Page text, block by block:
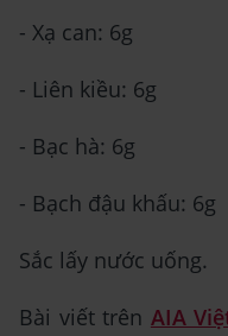
- Xạ can: 6g
- Liên kiều: 6g
- Bạc hà: 6g
- Bạch đậu khấu: 6g
Sắc lấy nước uống.
Bài viết trên AIA